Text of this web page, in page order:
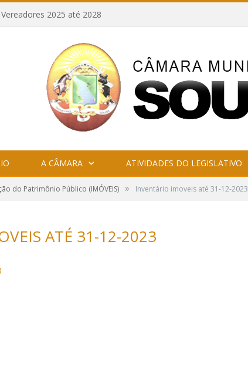
Vereadores 2025 até 2028
A CÂMARA ATIVIDADES DO LEGISLATIVO
do Patrimônio Público (IMÓVEIS) » Inventário imoveis até 31-12-2023
ATÉ 31-12-2023